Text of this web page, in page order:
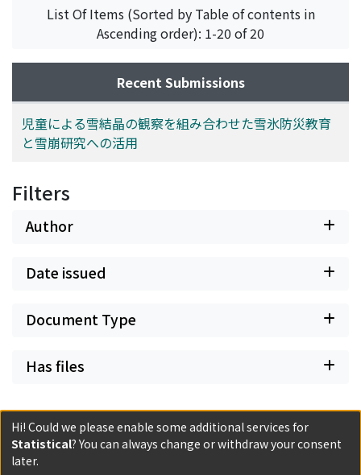
List Of Items (Sorted by Table of contents in
Ascending order): 1-20 of 20
Recent Submissions
児童による雪結晶の観察を組み合わせた雪氷防災教育
と雪崩研究への活用
Filters
Author
Date issued
Document Type
Has files
Hi! Could we please enable some additional services for
Statistical? You can always change or withdraw your consent
later.